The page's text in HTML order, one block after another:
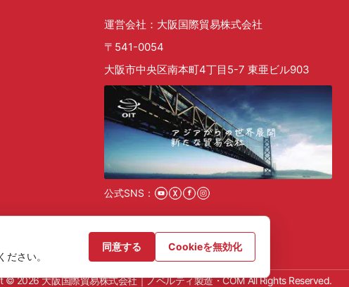
運営会社：大阪国際貿易株式会社
〒541-0054
大阪市中央区南本町4丁目5-7 東亜ビル903
公式SNS：
採用情報
© 2026 大阪国際貿易株式会社｜ノベルティ製造・COM All Rights Reserved.
さい。
同意する Cookieを無効化